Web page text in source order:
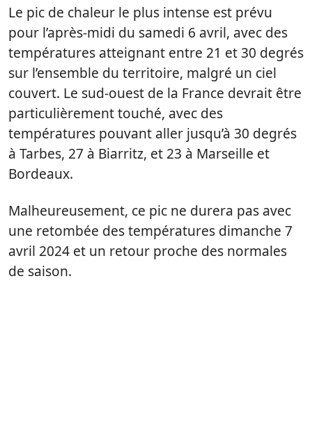
Le pic de chaleur le plus intense est prévu
pour l’après-midi du samedi 6 avril, avec des
températures atteignant entre 21 et 30 degrés
sur l’ensemble du territoire, malgré un ciel
couvert. Le sud-ouest de la France devrait être
particulièrement touché, avec des
températures pouvant aller jusqu’à 30 degrés
à Tarbes, 27 à Biarritz, et 23 à Marseille et
Bordeaux.
Malheureusement, ce pic ne durera pas avec
une retombée des températures dimanche 7
avril 2024 et un retour proche des normales
de saison.